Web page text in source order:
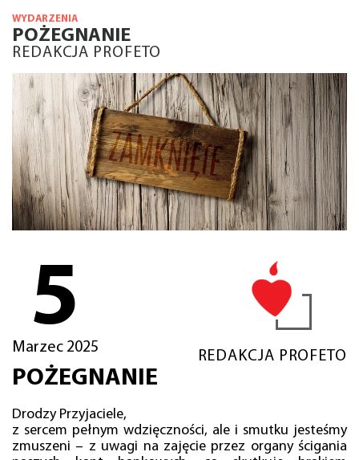
WYDARZENIA
POŻEGNANIE
REDAKCJA PROFETO
5
Marzec 2025
REDAKCJA PROFETO
POŻEGNANIE
Drodzy Przyjaciele,
z sercem pełnym wdzięczności, ale i smutku jesteśmy
zmuszeni – z uwagi na zajęcie przez organy ścigania